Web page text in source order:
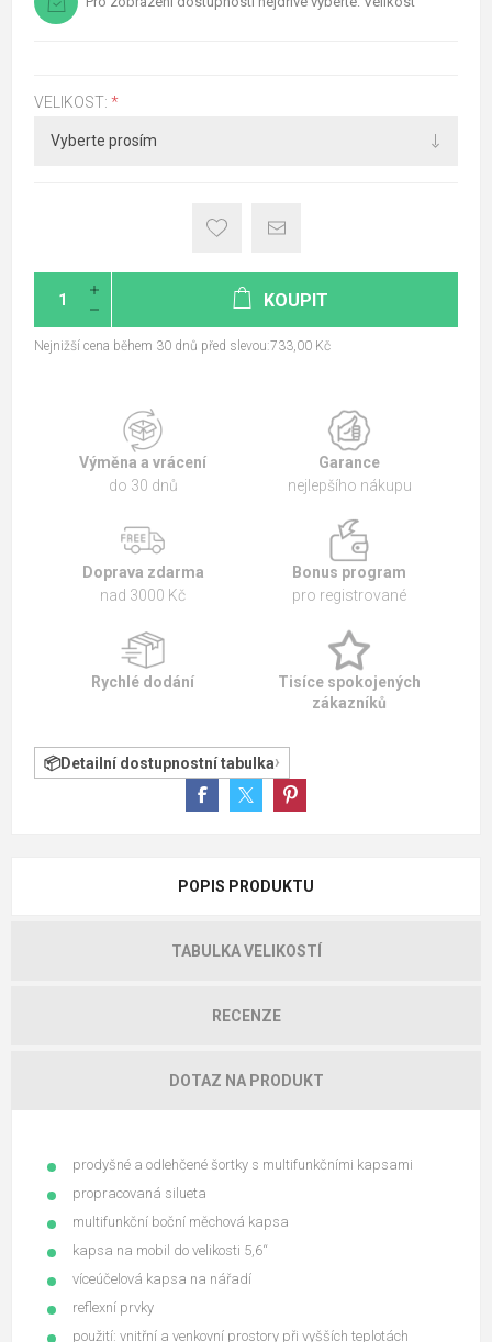
VELIKOST: *
KOUPIT
Nejnižší cena během 30 dnů před slevou:733,00 Kč
Výměna a vrácení
do 30 dnů
Garance
nejlepšího nákupu
Doprava zdarma
nad 3000 Kč
Bonus program
pro registrované
Rychlé dodání
Tisíce spokojených
zákazníků
Detailní dostupnostní tabulka
POPIS PRODUKTU
TABULKA VELIKOSTÍ
RECENZE
DOTAZ NA PRODUKT
prodyšné a odlehčené šortky s multifunkčními kapsami
propracovaná silueta
multifunkční boční měchová kapsa
kapsa na mobil do velikosti 5,6“
víceúčelová kapsa na nářadí
reflexní prvky
použití: vnitřní a venkovní prostory při vyšších teplotách